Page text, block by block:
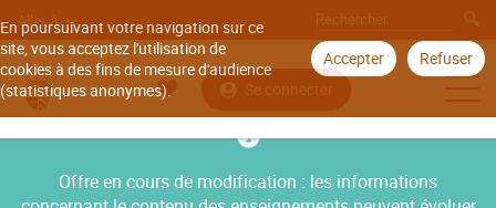
En poursuivant votre navigation sur ce
site, vous acceptez l'utilisation de
cookies à des fins de mesure d'audience
(statistiques anonymes).
Accepter Refuser
Aller à
Se connecter
Offre en cours de modification : les informations